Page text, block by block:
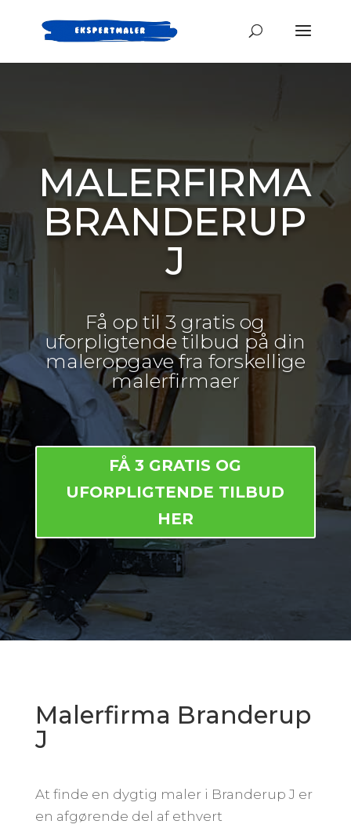
MALERFIRMA
BRANDERUP
J
Få op til 3 gratis og
uforpligtende tilbud på din
maleropgave fra forskellige
malerfirmaer
FÅ 3 GRATIS OG
UFORPLIGTENDE TILBUD
HER
Malerfirma Branderup
J
At finde en dygtig maler i Branderup J er
en afgørende del af ethvert